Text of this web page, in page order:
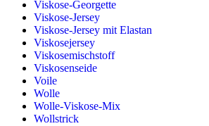
Viskose-Georgette
Viskose-Jersey
Viskose-Jersey mit Elastan
Viskosejersey
Viskosemischstoff
Viskosenseide
Voile
Wolle
Wolle-Viskose-Mix
Wollstrick